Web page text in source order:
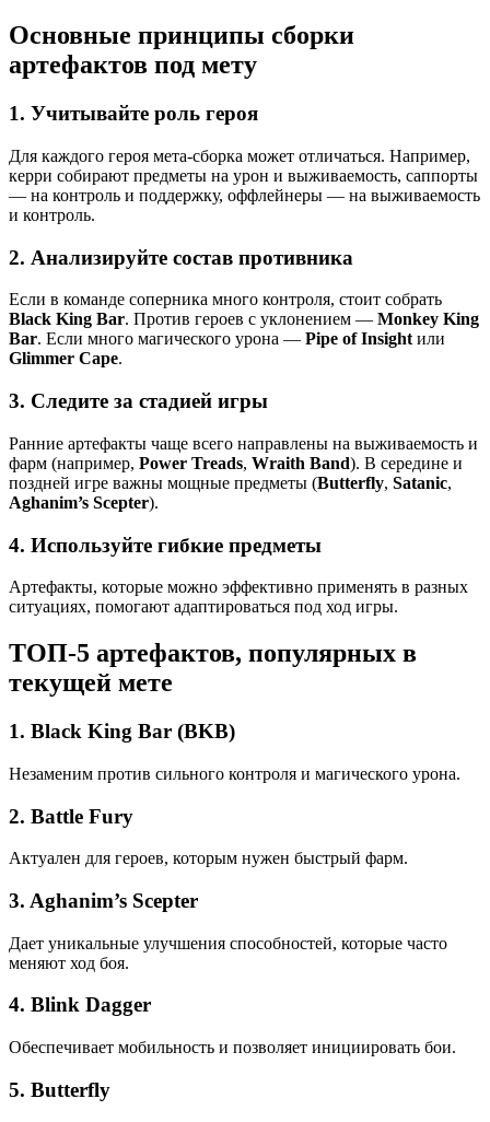
Основные принципы сборки
артефактов под мету
1. Учитывайте роль героя
Для каждого героя мета-сборка может отличаться. Например,
керри собирают предметы на урон и выживаемость, саппорты
— на контроль и поддержку, оффлейнеры — на выживаемость
и контроль.
2. Анализируйте состав противника
Если в команде соперника много контроля, стоит собрать
Black King Bar. Против героев с уклонением — Monkey King
Bar. Если много магического урона — Pipe of Insightили
Glimmer Cape.
3. Следите за стадией игры
Ранние артефакты чаще всего направлены на выживаемость и
фарм (например, Power Treads, Wraith Band). В середине и
поздней игре важны мощные предметы (Butterfly, Satanic,
Aghanim’s Scepter).
4. Используйте гибкие предметы
Артефакты, которые можно эффективно применять в разных
ситуациях, помогают адаптироваться под ход игры.
ТОП-5 артефактов, популярных в
текущей мете
1. Black King Bar (BKB)
Незаменим против сильного контроля и магического урона.
2. Battle Fury
Актуален для героев, которым нужен быстрый фарм.
3. Aghanim’s Scepter
Дает уникальные улучшения способностей, которые часто
меняют ход боя.
4. Blink Dagger
Обеспечивает мобильность и позволяет инициировать бои.
5. Butterfly